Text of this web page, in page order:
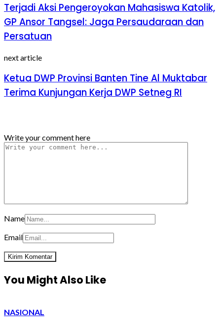
Terjadi Aksi Pengeroyokan Mahasiswa Katolik,
GP Ansor Tangsel: Jaga Persaudaraan dan
Persatuan
next article
Ketua DWP Provinsi Banten Tine Al Muktabar
Terima Kunjungan Kerja DWP Setneg RI
Write your comment here
Name
Email
You Might Also Like
NASIONAL